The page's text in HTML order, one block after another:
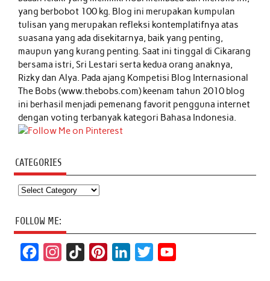
yang berbobot 100 kg. Blog ini merupakan kumpulan
tulisan yang merupakan refleksi kontemplatifnya atas
suasana yang ada disekitarnya, baik yang penting,
maupun yang kurang penting. Saat ini tinggal di Cikarang
bersama istri, Sri Lestari serta kedua orang anaknya,
Rizky dan Alya. Pada ajang Kompetisi Blog Internasional
The Bobs (www.thebobs.com) keenam tahun 2010 blog
ini berhasil menjadi pemenang favorit pengguna internet
dengan voting terbanyak kategori Bahasa Indonesia.
CATEGORIES
Categories
FOLLOW ME: